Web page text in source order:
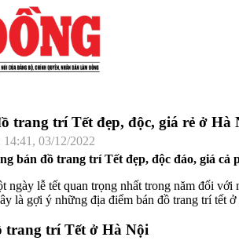
trang trí Tết đẹp, độc, giá rẻ ở Hà
03/12/2022
bán đồ trang trí Tết đẹp, độc đáo, giá
ngày lễ tết quan trọng nhất trong năm đối
là gợi ý những địa điểm bán đồ trang trí tết
trang trí Tết ở Hà Nội